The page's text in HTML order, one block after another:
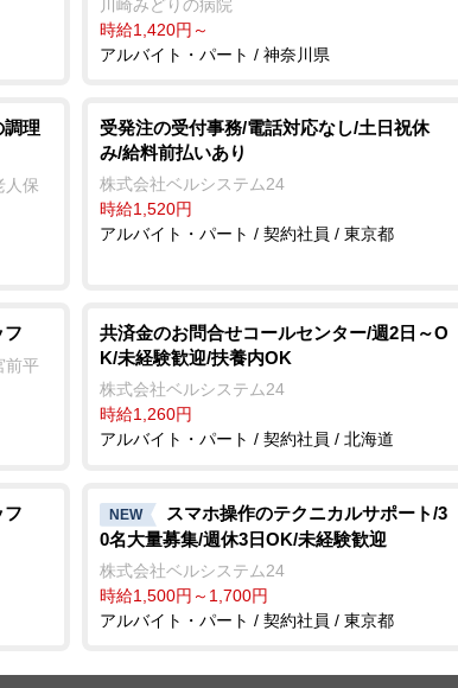
川崎みどりの病院
時給1,420円～
アルバイト・パート / 神奈川県
調理
人保
受発注の受付事務/電話対応なし/土日祝休
み/給料前払いあり
株式会社ベルシステム24
時給1,520円
アルバイト・パート / 契約社員 / 東京都
フ
前平
共済金のお問合せコールセンター/週2日～O
K/未経験歓迎/扶養内OK
株式会社ベルシステム24
時給1,260円
アルバイト・パート / 契約社員 / 北海道
フ NEW
スマホ操作のテクニカルサポート/3
0名大量募集/週休3日OK/未経験歓迎
株式会社ベルシステム24
時給1,500円～1,700円
アルバイト・パート / 契約社員 / 東京都